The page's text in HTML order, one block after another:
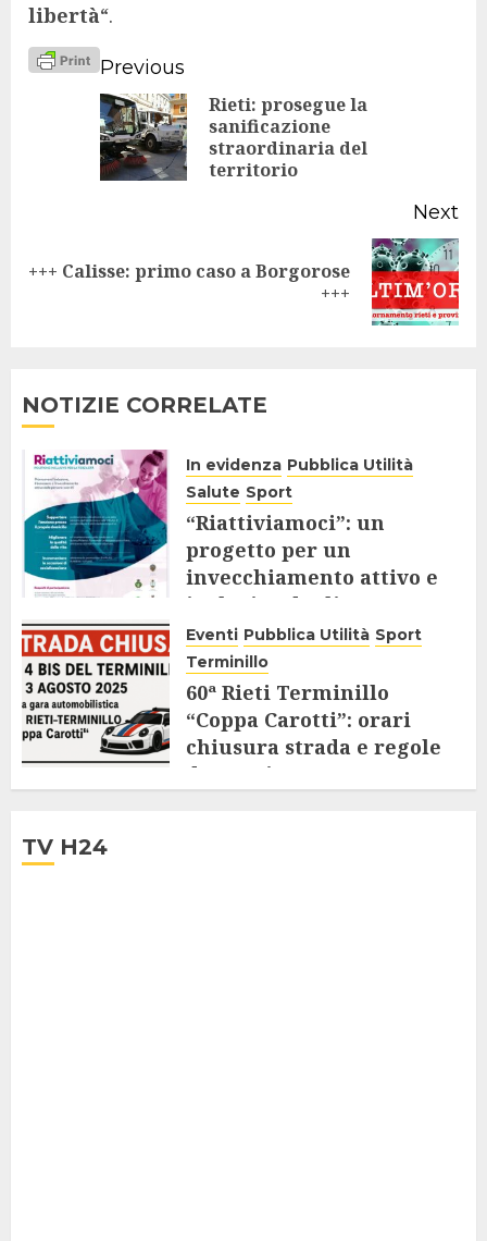
libertà“.
Continue
Reading
Previous
Rieti: prosegue la
sanificazione
straordinaria del
territorio
Next
Next
+++ Calisse: primo caso a Borgorose
+++
NOTIZIE CORRELATE
In evidenza Pubblica Utilità
Salute Sport
“Riattiviamoci”: un
progetto per un
invecchiamento attivo e
inclusivo degli Over 65
9 AGOSTO 2025
Eventi Pubblica Utilità Sport
Terminillo
60ª Rieti Terminillo
“Coppa Carotti”: orari
chiusura strada e regole
da seguire
TV H24